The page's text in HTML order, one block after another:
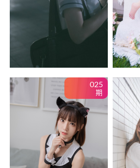
精品
微密圈
内购俬拍
影像
韩合辑
资源合辑
网站导航
025
期